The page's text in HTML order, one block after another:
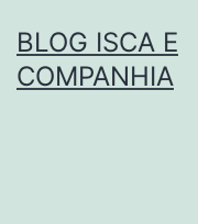
para
BLOG ISCA E
COMPANHIA